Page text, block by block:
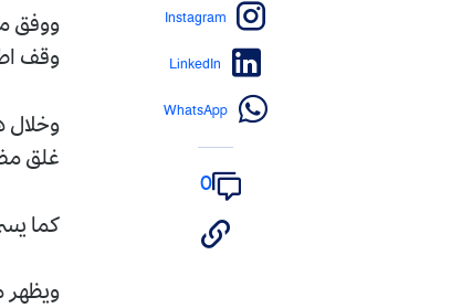
ووفق
وقف اطلاق النار 60 يوما، ما
وخلال
غلق
كما
ويظهر
Instagram
LinkedIn
WhatsApp
0